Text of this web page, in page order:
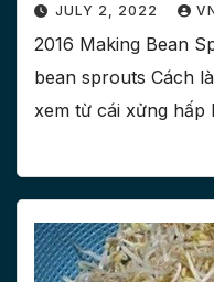
JULY 2, 2022
2016 Making Bean
bean sprouts Cách
xem từ cái xửng